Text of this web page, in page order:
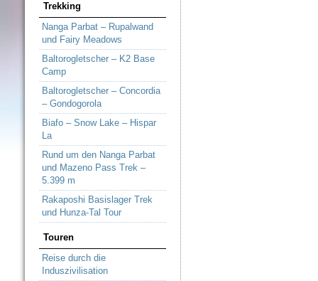
Trekking
Nanga Parbat – Rupalwand
und Fairy Meadows
Baltorogletscher – K2 Base
Camp
Baltorogletscher – Concordia
– Gondogorola
Biafo – Snow Lake – Hispar
La
Rund um den Nanga Parbat
und Mazeno Pass Trek –
5.399 m
Rakaposhi Basislager Trek
und Hunza-Tal Tour
Touren
Reise durch die
Induszivilisation